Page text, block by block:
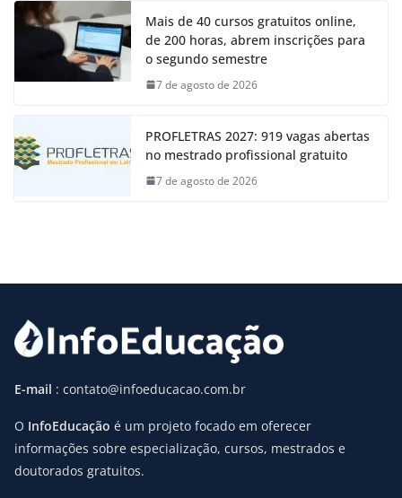
Mais de 40 cursos gratuitos online,
de 200 horas, abrem inscrições para
o segundo semestre
7 de agosto de 2026
PROFLETRAS 2027: 919 vagas abertas
no mestrado profissional gratuito
7 de agosto de 2026
E-mail : contato@infoeducacao.com.br
O InfoEducação é um projeto focado em oferecer
informações sobre especialização, cursos, mestrados e
doutorados gratuitos.